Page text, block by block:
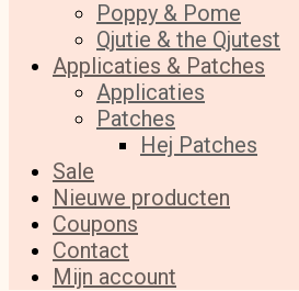
Poppy & Pome
Qjutie & the Qjutest
Applicaties & Patches
Applicaties
Patches
Hej Patches
Sale
Nieuwe producten
Coupons
Contact
Mijn account